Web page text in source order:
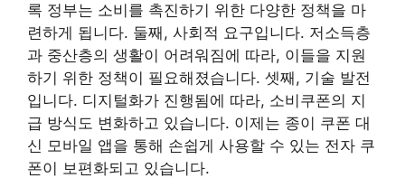
록 정부는 소비를 촉진하기 위한 다양한 정책을 마
련하게 됩니다. 둘째, 사회적 요구입니다. 저소득층
과 중산층의 생활이 어려워짐에 따라, 이들을 지원
하기 위한 정책이 필요해졌습니다. 셋째, 기술 발전
입니다. 디지털화가 진행됨에 따라, 소비쿠폰의 지
급 방식도 변화하고 있습니다. 이제는 종이 쿠폰 대
신 모바일 앱을 통해 손쉽게 사용할 수 있는 전자 쿠
폰이 보편화되고 있습니다.